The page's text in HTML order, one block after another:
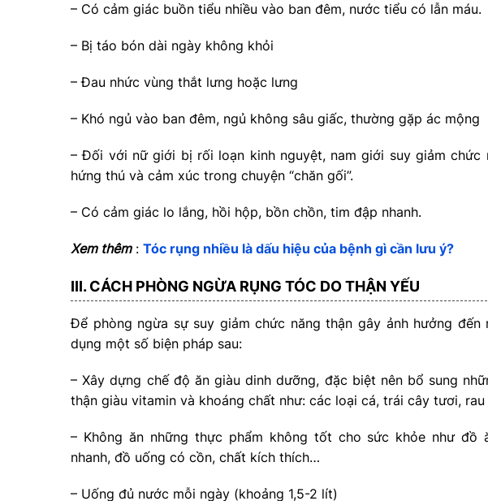
– Có cảm giác buồn tiểu nhiều vào ban đêm, nước tiểu có lẫn máu.
– Bị táo bón dài ngày không khỏi
– Đau nhức vùng thắt lưng hoặc lưng
– Khó ngủ vào ban đêm, ngủ không sâu giấc, thường gặp ác mộng
– Đối với nữ giới bị rối loạn kinh nguyệt, nam giới suy giảm chức
hứng thú và cảm xúc trong chuyện “chăn gối”.
– Có cảm giác lo lắng, hồi hộp, bồn chồn, tim đập nhanh.
Xem thêm: Tóc rụng nhiều là dấu hiệu của bệnh gì cần lưu ý?
III. CÁCH PHÒNG NGỪA RỤNG TÓC DO THẬN YẾU
Để phòng ngừa sự suy giảm chức năng thận gây ảnh hưởng
dụng một số biện pháp sau:
– Xây dựng chế độ ăn giàu dinh dưỡng, đặc biệt nên bổ sung
thận giàu vitamin và khoáng chất như: các loại cá, trái cây tươi,
– Không ăn những thực phẩm không tốt cho sức khỏe như đồ
nhanh, đồ uống có cồn, chất kích thích…
– Uống đủ nước mỗi ngày (khoảng 1,5-2 lít)